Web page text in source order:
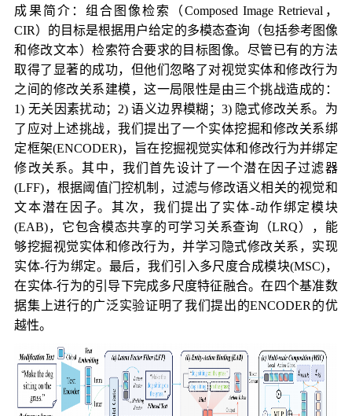
成果简介：组合图像检索（Composed Image Retrieval，
CIR）的目标是根据用户给定的多模态查询（包括参考图像
和修改文本）检索符合要求的目标图像。尽管已有的方法
取得了显著的成功，但他们忽略了对视觉实体和修改行为
之间的修改关系建模，这一局限性是由三个挑战造成的：
1) 无关因素扰动；2) 语义边界模糊；3) 隐式修改关系。为
了应对上述挑战，我们提出了一个实体挖掘和修改关系绑
定框架(ENCODER)，旨在挖掘视觉实体和修改行为并绑定
修改关系。其中，我们首先设计了一个潜在因子过滤器
(LFF)，根据阈值门控机制，过滤与修改语义相关的视觉和
文本潜在因子。其次，我们提出了实体-动作绑定模块
(EAB)，它包含模态共享的可学习关系查询（LRQ），能
够挖掘视觉实体和修改行为，并学习隐式修改关系，实现
实体-行为绑定。最后，我们引入多尺度合成模块(MSC)，
在实体-行为的引导下完成多尺度特征融合。在四个基准数
据集上进行的广泛实验证明了我们提出的ENCODER的优
越性。